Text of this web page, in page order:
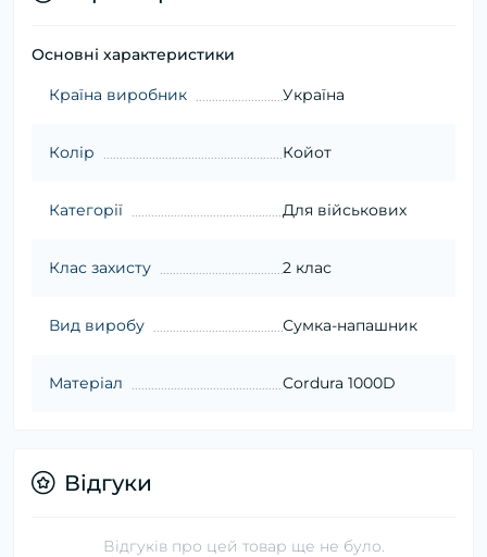
Основні характеристики
Країна виробник Україна
Колір Койот
Категорії Для військових
Клас захисту 2 клас
Вид виробу Сумка-напашник
Матеріал Cordura 1000D
Відгуки
Відгуків про цей товар ще не було.